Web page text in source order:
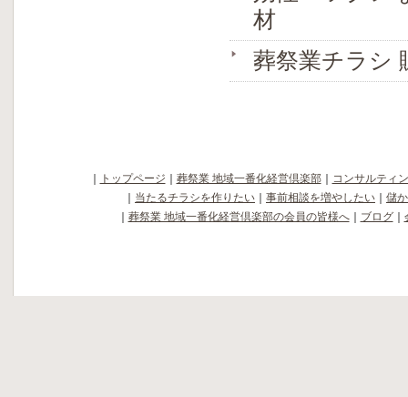
材
葬祭業チラシ
トップページ 葬祭業 地域一番化経営倶楽部｜
コンサルティ
当たるチラシを作りたい 事前相談を増やしたい
儲
葬祭業 地域一番化経営倶楽部の会員の皆様へ｜ ブログ｜